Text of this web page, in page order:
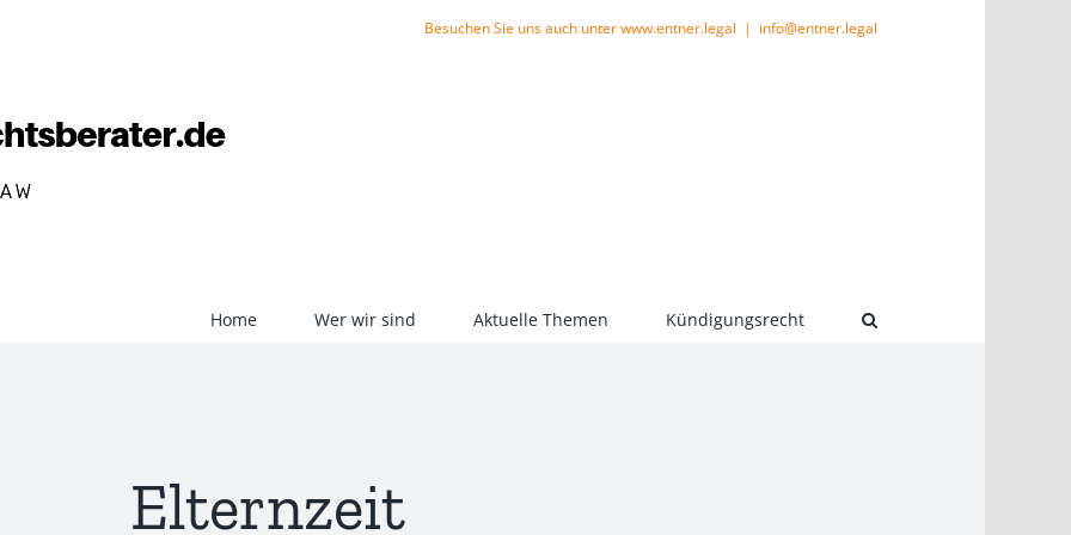
Besuchen Sie uns auch unter www.entner.legal | info@entner.legal
Home Wer wir sind Aktuelle Themen Kündigungsrecht
Elternzeit